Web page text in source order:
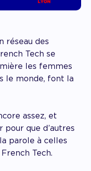
réseau des
Tech se
les femmes
le monde, font la
assez, et
pour que d’autres
parole à celles
Tech.